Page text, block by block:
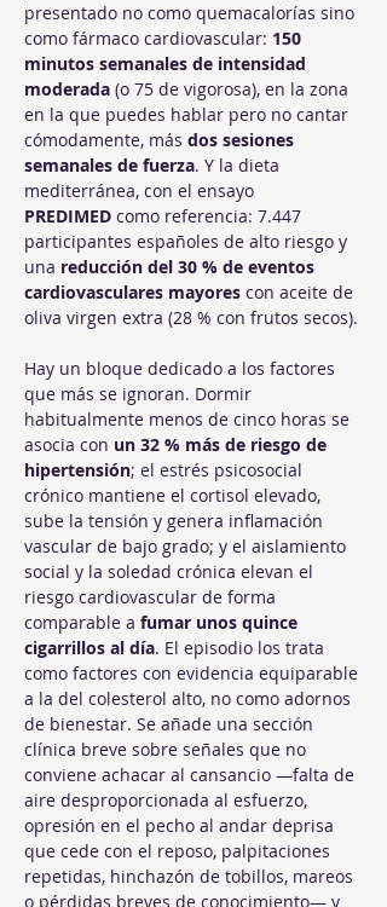
presentado no como quemacalorías sino
como fármaco cardiovascular: 150
minutos semanales de intensidad
moderada (o 75 de vigorosa), en la zona
en la que puedes hablar pero no cantar
cómodamente, más dos sesiones
semanales de fuerza. Y la dieta
mediterránea, con el ensayo
PREDIMED como referencia: 7.447
participantes españoles de alto riesgo y
una reducción del 30 % de eventos
cardiovasculares mayores con aceite de
oliva virgen extra (28 % con frutos secos).
Hay un bloque dedicado a los factores
que más se ignoran. Dormir
habitualmente menos de cinco horas se
asocia con un 32 % más de riesgo de
hipertensión; el estrés psicosocial
crónico mantiene el cortisol elevado,
sube la tensión y genera inflamación
vascular de bajo grado; y el aislamiento
social y la soledad crónica elevan el
riesgo cardiovascular de forma
comparable a fumar unos quince
cigarrillos al día. El episodio los trata
como factores con evidencia equiparable
a la del colesterol alto, no como adornos
de bienestar. Se añade una sección
clínica breve sobre señales que no
conviene achacar al cansancio —falta de
aire desproporcionada al esfuerzo,
opresión en el pecho al andar deprisa
que cede con el reposo, palpitaciones
repetidas, hinchazón de tobillos, mareos
o pérdidas breves de conocimiento— y